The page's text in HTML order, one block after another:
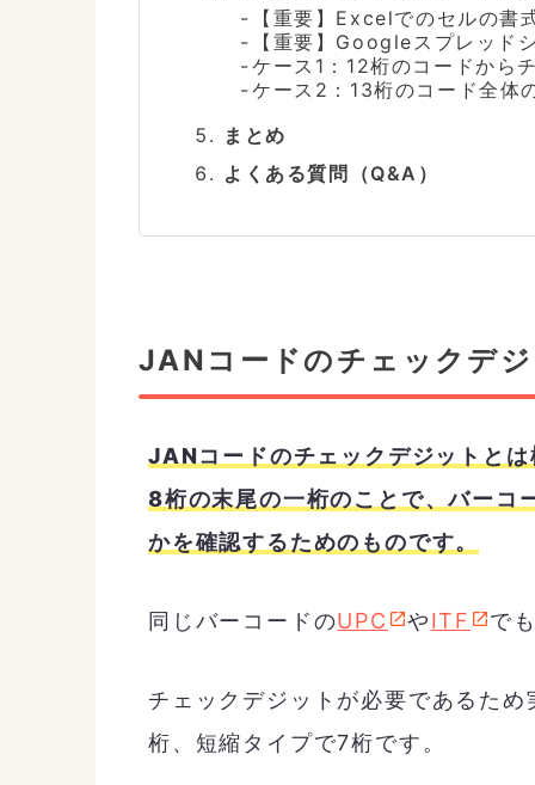
【重要】Excelでのセルの書
【重要】Googleスプレッド
ケース1：12桁のコードから
ケース2：13桁のコード全体
まとめ
よくある質問（Q&A）
JANコードのチェックデ
JANコードのチェックデジットと
8桁の末尾の一桁のことで、バーコ
かを確認するためのものです。
同じバーコードのUPC やITF で
チェックデジットが必要であるた
桁、短縮タイプで7桁です。